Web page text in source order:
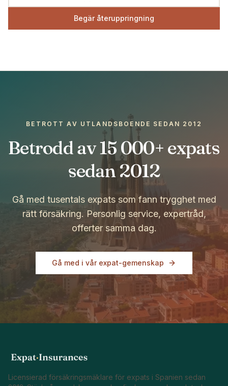
Begär återuppringning
BETROTT AV UTLANDSBOENDE SEDAN 2012
Betrodd av 15 000+ expats
sedan 2012
Gå med tusentals expats som fann trygghet med
rätt försäkring. Personlig service, expertråd,
offerter samma dag.
Gå med i vår expat-gemenskap
Licensierad försäkringsmäklare för expats i Spanien sedan